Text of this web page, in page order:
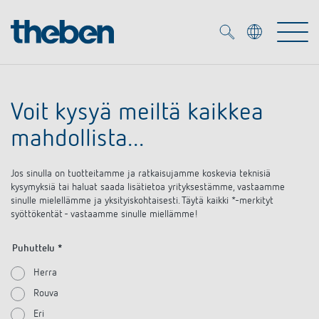
Tuotteet
KNX
Smart Home
DALI
Läsnäolo- ja liiketunnistimet
OEM ratkaisuja
Ratkaisuja
Liike- ja läsnäolotunnistimet
Palvelu
Mediakirjasto
Yritys
Voit kysyä meiltä kaikkea
mahdollista...
Jos sinulla on tuotteitamme ja ratkaisujamme koskevia teknisiä
kysymyksiä tai haluat saada lisätietoa yrityksestämme, vastaamme
sinulle mielellämme ja yksityiskohtaisesti. Täytä kaikki *-merkityt
syöttökentät - vastaamme sinulle miellämme!
Puhuttelu *
Herra
Rouva
Eri